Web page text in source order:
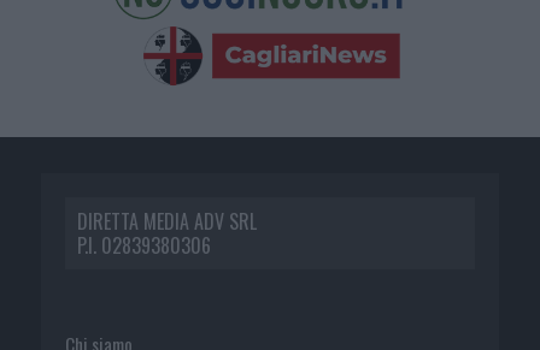
DIRETTA MEDIA ADV SRL
P.I. 02839380306
Chi siamo